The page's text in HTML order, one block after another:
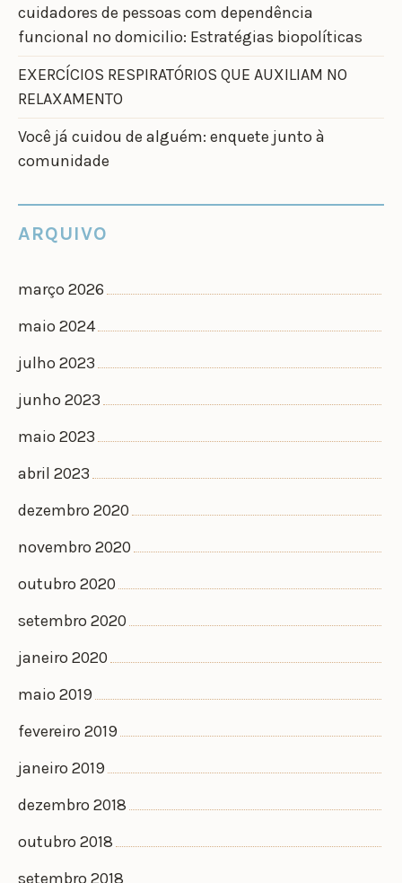
cuidadores de pessoas com dependência
funcional no domicilio: Estratégias biopolíticas
EXERCÍCIOS RESPIRATÓRIOS QUE AUXILIAM NO
RELAXAMENTO
Você já cuidou de alguém: enquete junto à
comunidade
ARQUIVO
março 2026
maio 2024
julho 2023
junho 2023
maio 2023
abril 2023
dezembro 2020
novembro 2020
outubro 2020
setembro 2020
janeiro 2020
maio 2019
fevereiro 2019
janeiro 2019
dezembro 2018
outubro 2018
setembro 2018